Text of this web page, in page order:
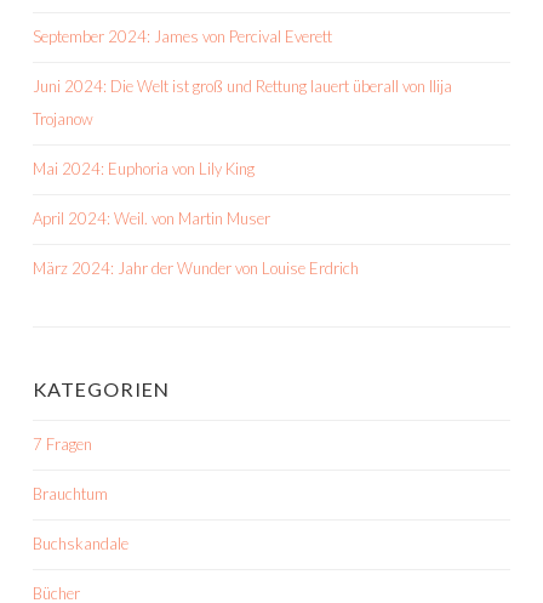
September 2024: James von Percival Everett
Juni 2024: Die Welt ist groß und Rettung lauert überall von Ilija
Trojanow
Mai 2024: Euphoria von Lily King
April 2024: Weil. von Martin Muser
März 2024: Jahr der Wunder von Louise Erdrich
KATEGORIEN
7 Fragen
Brauchtum
Buchskandale
Bücher